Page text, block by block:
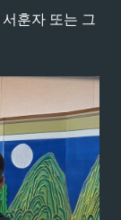
훈자 또는 그